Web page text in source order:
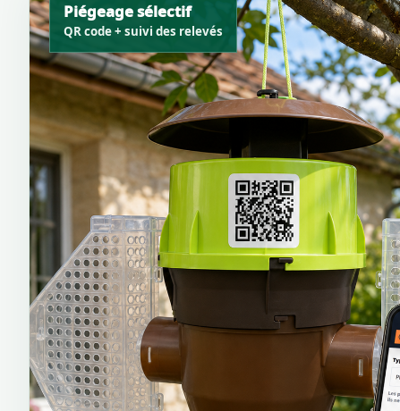
Piégeage sélectif
QR code + suivi des relevés